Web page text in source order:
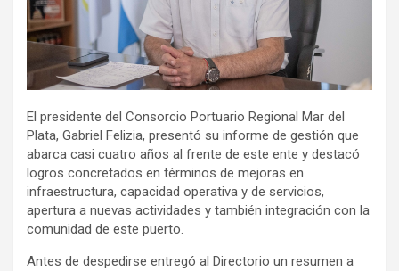
El presidente del Consorcio Portuario Regional Mar del
Plata, Gabriel Felizia, presentó su informe de gestión que
abarca casi cuatro años al frente de este ente y destacó
logros concretados en términos de mejoras en
infraestructura, capacidad operativa y de servicios,
apertura a nuevas actividades y también integración con la
comunidad de este puerto.
Antes de despedirse entregó al Directorio un resumen a